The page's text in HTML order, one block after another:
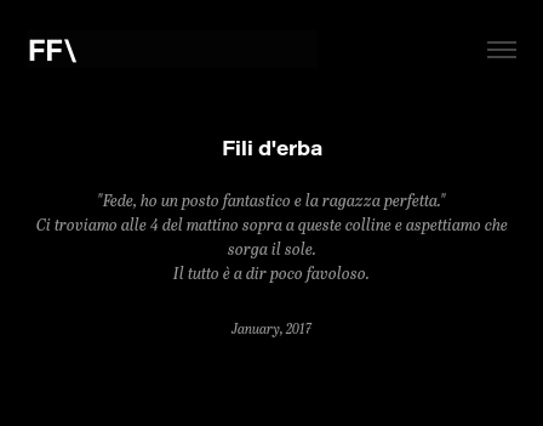
Fili d'erba
"Fede, ho un posto fantastico e la ragazza perfetta."
Ci troviamo alle 4 del mattino sopra a queste colline e aspettiamo che
sorga il sole.
Il tutto è a dir poco favoloso.
January, 2017